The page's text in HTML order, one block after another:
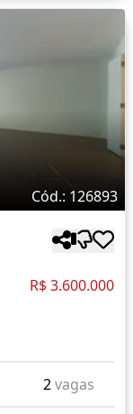
Cód.: 126893
R$ 3.600.000
2vagas